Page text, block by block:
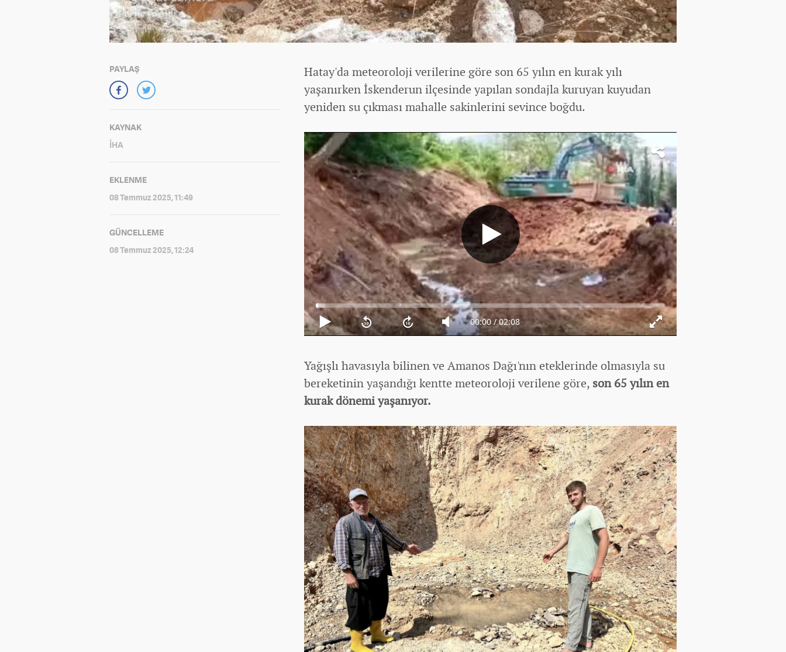
PAYLAŞ
KAYNAK
İHA
EKLENME
08 Temmuz 2025, 11:49
GÜNCELLEME
08 Temmuz 2025, 12:24
Hatay'da meteoroloji verilerine göre son 65 yılın en kurak yılı
yaşanırken İskenderun ilçesinde yapılan sondajla kuruyan kuyudan
yeniden su çıkması mahalle sakinlerini sevince boğdu.
Yağışlı havasıyla bilinen ve Amanos Dağı'nın eteklerinde olmasıyla su
bereketinin yaşandığı kentte meteoroloji verilene göre, son 65 yılın en
kurak dönemi yaşanıyor.